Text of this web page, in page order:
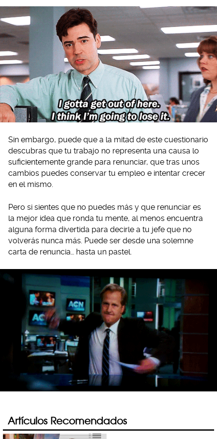
Sin embargo, puede que a la mitad de este cuestionario
descubras que tu trabajo no representa una causa lo
suficientemente grande para renunciar, que tras unos
cambios puedes conservar tu empleo e intentar crecer
en el mismo.
Pero si sientes que no puedes más y que renunciar es
la mejor idea que ronda tu mente, al menos encuentra
alguna forma divertida para decirle a tu jefe que no
volverás nunca más. Puede ser desde una solemne
carta de renuncia… hasta un pastel.
Artículos Recomendados